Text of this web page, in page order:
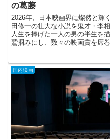
の葛藤
2026年、日本映画界に燦然と輝
田修一の壮大な小説を鬼才・李
人生を捧げた一人の男の半生を
鷲掴みにし、数々の映画賞を席
国内映画